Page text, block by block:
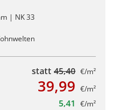
| NK 33
statt 45,40 €/m²
39,99 €/m²
5,41 €/m²